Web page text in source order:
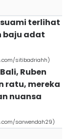
suami terlihat
baju adat
sitibadriahh)
Ruben
ratu, mereka
nuansa
sarwendah29)